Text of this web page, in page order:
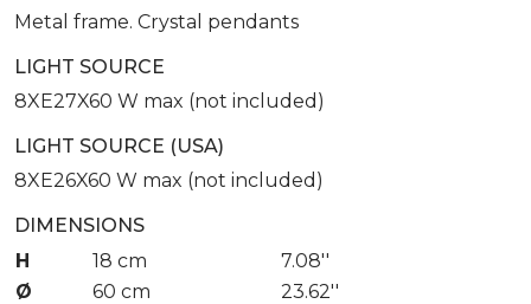
Metal frame. Crystal pendants
LIGHT SOURCE
8XE27X60 W max (not included)
LIGHT SOURCE (USA)
8XE26X60 W max (not included)
DIMENSIONS
H
18 cm
7.08''
Ø
60 cm
23.62''